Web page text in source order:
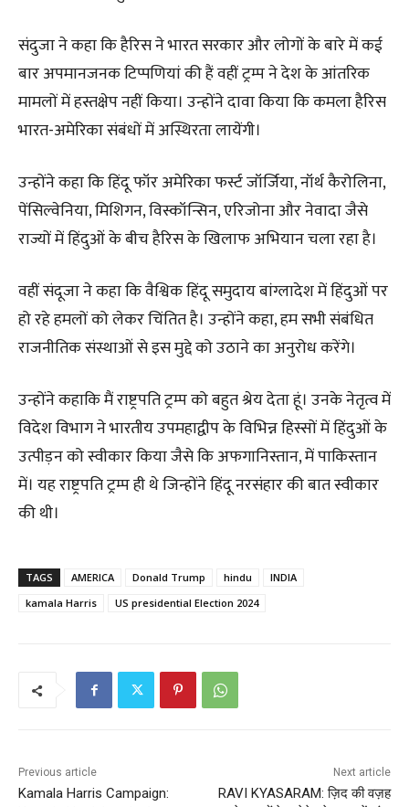
संदुजा ने कहा कि हैरिस ने भारत सरकार और लोगों के बारे में कई
बार अपमानजनक टिप्पणियां की हैं वहीं ट्रम्प ने देश के आंतरिक
मामलों में हस्तक्षेप नहीं किया। उन्होंने दावा किया कि कमला हैरिस
भारत-अमेरिका संबंधों में अस्थिरता लायेंगी।
उन्होंने कहा कि हिंदू फॉर अमेरिका फर्स्ट जॉर्जिया, नॉर्थ कैरोलिना,
पेंसिल्वेनिया, मिशिगन, विस्कॉन्सिन, एरिजोना और नेवादा जैसे
राज्यों में हिंदुओं के बीच हैरिस के खिलाफ अभियान चला रहा है।
वहीं संदूजा ने कहा कि वैश्विक हिंदू समुदाय बांग्लादेश में हिंदुओं पर
हो रहे हमलों को लेकर चिंतित है। उन्होंने कहा, हम सभी संबंधित
राजनीतिक संस्थाओं से इस मुद्दे को उठाने का अनुरोध करेंगे।
उन्होंने कहाकि मैं राष्ट्रपति ट्रम्प को बहुत श्रेय देता हूं। उनके नेतृत्व में
विदेश विभाग ने भारतीय उपमहाद्वीप के विभिन्न हिस्सों में हिंदुओं के
उत्पीड़न को स्वीकार किया जैसे कि अफगानिस्तान, में पाकिस्तान
में। यह राष्ट्रपति ट्रम्प ही थे जिन्होंने हिंदू नरसंहार की बात स्वीकार
की थी।
TAGS AMERICA Donald Trump hindu
INDIA
kamala Harris
US presidential Election 2024
Previous article
Kamala Harris Campaign:
Next article
RAVI KYASARAM: ज़िद की वज़ह